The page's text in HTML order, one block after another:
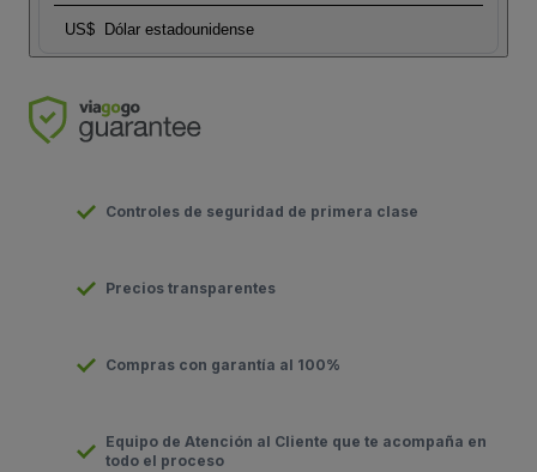
US$ Dólar estadounidense
Controles de seguridad de primera clase
Precios transparentes
Compras con garantía al 100%
Equipo de Atención al Cliente que te acompaña en
todo el proceso